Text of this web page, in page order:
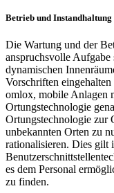
Betrieb und Instandhaltung
Die Wartung und der
anspruchsvolle Aufgabe
dynamischen
Vorschriften
omlox, mobile Anlagen
Ortungstechnologie
Ortungstechnologie zur
unbekannten Orten zu
rationalisieren. Dies gilt
es dem Personal
zu finden.